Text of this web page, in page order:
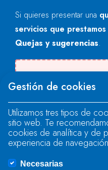
Si quieres presentar una
servicios que prestamos
Quejas y sugerencias.
"text".
Se produjo un
"text".
Gestión de cookies
Utilizamos tres tipos de
sitio web. Te
cookies de analítica y de
experiencia de
Necesarias